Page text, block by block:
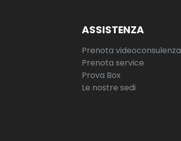
ASSISTENZA
Prenota videoconsulenza
Prenota service
Prova Box
Le nostre sedi